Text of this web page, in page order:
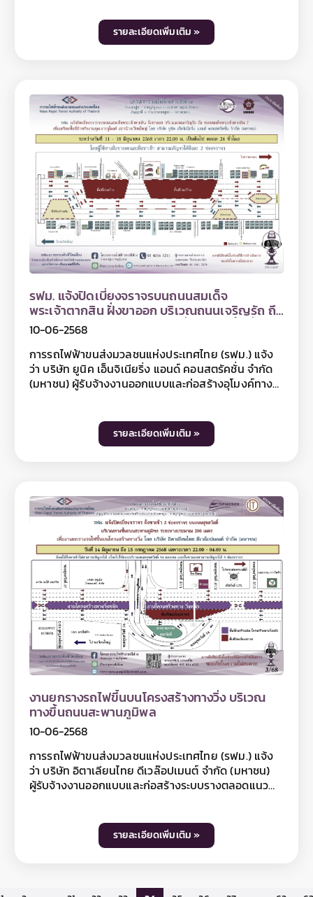
ที่ 4 ช่วงสะพานพุทธ - ดาวคะนอง มีความจำเป็นต้องปิด
เบี่ยงจราจรบนถนนสมเด็จพระเจ้าตากสิน ฝั่งขาออก
เป็นต้นไป ตลอด 24 ชั่วโมง โดยผู้ใช้ทางฝั่งขาออกเเละฝั่ง
ขาเข้า สามารถสัญจรได้ฝั่งละ 2 ช่องจราจร ทั้งนี้ การปิด
เบี่ยงจราจรเพื่อดำเนินงานดังกล่าว อาจทำให้ผู้ใช้เส้น
ทางไม่ได้รับความสะดวกในการเดินทางและอาจมีเสียงดัง
รบกวนพื้นที่บริเวณใกล้เคียงในวันเวลาดังกล่าว ดังนั้น
หากไม่มีความจำเป็น โปรดหลีกเลี่ยงเส้นทาง และ รฟม.
ต้องขออภัยมา ณ โอกาสนี้ โดยผู้ใช้เส้นทางสามารถ
สอบถามรายละเอียดการปิดเบี่ยงจราจรได้ที่หมายเลข
08 4356 5211 และติดตามข้อมูลโครงการฯ ได้ที่ เว็บไซต์
www.mrta-purplelinesouth.com Facebook
โครงการรถไฟฟ้าสายสีม่วง ช่วงเตาปูน - ราษฎร์บูรณะ
และ Line@mrtpurpleline
รายละเอียดเพิ่มเติม »
รฟม. แจ้งปิดเบี่ยงจราจรบนถนนสมเด็จ
พระเจ้าตากสิน ฝั่งขาออก บริเวณถนนเจริญรัถ ถึง
ซอยสมเด็จพระเจ้าตากสิน 7 เพื่อเตรียมพื้นที่
สำหรับงานขุดเจาะอุโมงค์ สถานีวงเวียนใหญ่
ระหว่างวันที่ 11 – 18 มิถุนายน 2568 เวลา 22.00 น.
เป็นต้นไป ตลอด 24 ชั่วโมง
10-06-2568
การรถไฟฟ้าขนส่งมวลชนแห่งประเทศไทย (รฟม.) แจ้ง
ว่า บริษัท ยูนิค เอ็นจิเนียริ่ง แอนด์ คอนสตรัคชั่น จำกัด
(มหาชน) ผู้รับจ้างงานออกแบบและก่อสร้างอุโมงค์ทาง
ที่ 4 ช่วงสะพานพุทธ - ดาวคะนอง มีความจำเป็นต้องปิด
เบี่ยงจราจรบนถนนสมเด็จพระเจ้าตากสิน ฝั่งขาออก
เป็นต้นไป ตลอด 24 ชั่วโมง โดยผู้ใช้ทางฝั่งขาออกเเละฝั่ง
ขาเข้า สามารถสัญจรได้ฝั่งละ 2 ช่องจราจร ทั้งนี้ การปิด
เบี่ยงจราจรเพื่อดำเนินงานดังกล่าว อาจทำให้ผู้ใช้เส้น
ทางไม่ได้รับความสะดวกในการเดินทางและอาจมีเสียงดัง
รบกวนพื้นี่บริเวณใกล้เคียงในวันเวลาดังกล่าว ดังนั้น
หากไม่มีความจำเป็น โปรดหลีกเลี่ยงเส้นทาง และ รฟม.
ต้องขออภัยมา ณ โอกาสนี้ โดยผู้ใช้เส้นทางสามารถ
สอบถามรายละเอียดการปิดเบี่ยงจราจรได้ที่หมายเลข
08 4356 5211 และติดตามข้อมูลโครงการฯ ได้ที่ เว็บไซต์
www.mrta-purplelinesouth.com Facebook
โครงการรถไฟฟ้าสายสีม่วง ช่วงเตาปูน - ราษฎร์บูรณะ
และ Line@mrtpurpleline
รายละเอียดเพิ่มเติม »
งานยกรางรถไฟขึ้นบนโครงสร้างทางวิ่ง บริเวณ
ทางขึ้นถนนสะพานภูมิพล
10-06-2568
การรถไฟฟ้าขนส่งมวลชนแห่งประเทศไทย (รฟม.) แจ้ง
ว่า บริษัท อิตาเลียนไทย ดีเวล๊อปเมนต์ จำกัด (มหาชน)
ผู้รับจ้างงานออกแบบและก่อสร้างระบบรางตลอดแนว
ที่ 6 มีความจำเป็นต้องปิดเบี่ยงจราจร ฝั่งขาเข้า 3 ช่อง
จราจร บนถนนสุขสวัสดิ์ บริเวณทางขึ้นถนนสะพาน
15 กรกฎาคม 2568 เฉพาะเวลา 22.00 – 04.00 น. มีผล
รายละเอียดเพิ่มเติม »